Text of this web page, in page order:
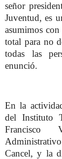
señor
Juventud, es
asumimos
total para no
todas las
enunció.
En la
del Instituto
Francisco
Cancel, y la